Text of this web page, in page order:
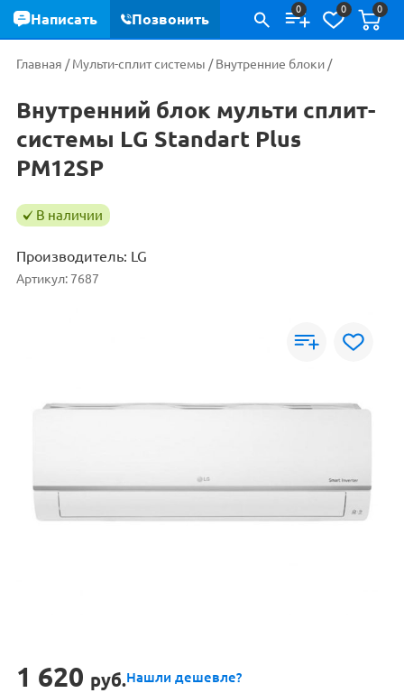
0 0 0
Главная /Мульти-сплит системы /Внутренние блоки /
Внутренний блок мульти сплит-
системы LG Standart Plus
PM12SP
В наличии
Производитель: LG
Артикул: 7687
1 620 руб.Нашли дешевле?
Написать Позвонить